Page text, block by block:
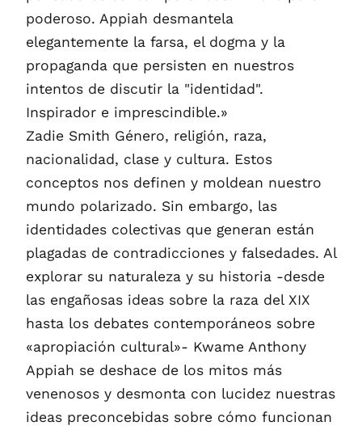
poderoso. Appiah desmantela
elegantemente la farsa, el dogma y la
propaganda que persisten en nuestros
intentos de discutir la "identidad".
Inspirador e imprescindible.»
Zadie Smith Género, religión, raza,
nacionalidad, clase y cultura. Estos
conceptos nos definen y moldean nuestro
mundo polarizado. Sin embargo, las
identidades colectivas que generan están
plagadas de contradicciones y falsedades. Al
explorar su naturaleza y su historia -desde
las engañosas ideas sobre la raza del XIX
hasta los debates contemporáneos sobre
«apropiación cultural»- Kwame Anthony
Appiah se deshace de los mitos más
venenosos y desmonta con lucidez nuestras
ideas preconcebidas sobre cómo funcionan